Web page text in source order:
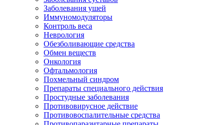
Заболевания ушей
Иммуномодуляторы
Контроль веса
Неврология
Обезболивающие средства
Обмен веществ
Онкология
Офтальмология
Похмельный синдром
Препараты специального действия
Простудные заболевания
Противовирусное действие
Противовоспалительные средства